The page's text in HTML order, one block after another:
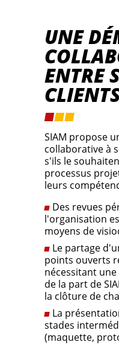
UNE
ENTRE
SIAM propose
collaborative à
s'ils le
processus
leurs
Des revues
l'organisation
moyens de
Le partage
points ouverts
nécessitant
de la part de
la clôture de
La
stades
(maquette,